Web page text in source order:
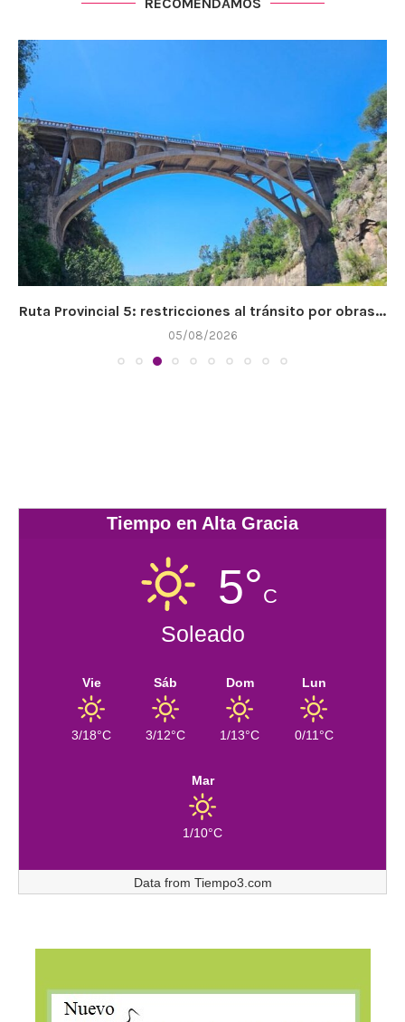
RECOMENDAMOS
Ruta Provincial 5: restricciones al tránsito por obras...
05/08/2026
Tiempo en Alta Gracia
5°C
Soleado
Vie
3/18°C
Sáb
3/12°C
Dom
1/13°C
Lun
0/11°C
Mar
1/10°C
Data from Tiempo3.com